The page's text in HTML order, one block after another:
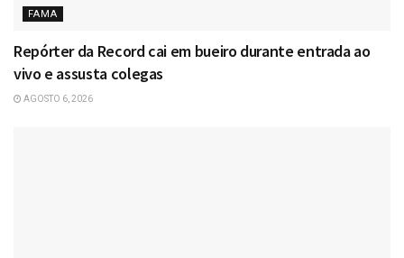
FAMA
Repórter da Record cai em bueiro durante entrada ao
vivo e assusta colegas
AGOSTO 6, 2026